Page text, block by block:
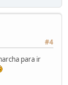
#4
para ir